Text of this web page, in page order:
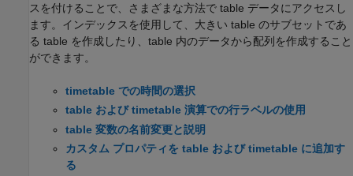
スを付けることで、さまざまな方法で table データにアクセスし
ます。インデックスを使用して、大きい table のサブセットであ
る table を作成したり、table 内のデータから配列を作成すること
ができます。
timetable での時間の選択
table および timetable 演算での行ラベルの使用
table 変数の名前変更と説明
カスタム プロパティを table および timetable に追加す
る